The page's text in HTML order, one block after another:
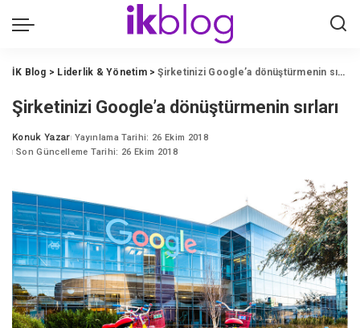
İK Blog > Liderlik & Yönetim>Şirketinizi Google’a dönüştürmenin sırları
Şirketinizi Google’a dönüştürmenin sırları
Posted
by
Konuk Yazar Yayınlama Tarihi: 26 Ekim 2018
Son Güncelleme Tarihi: 26 Ekim 2018